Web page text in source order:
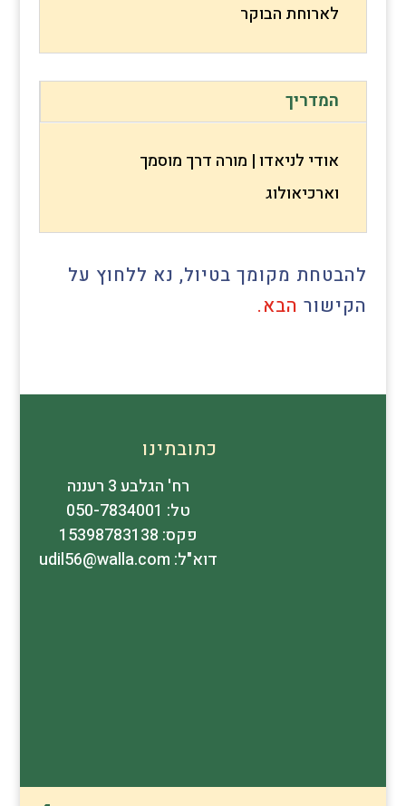
לארוחת הבוקר
המדריך
אודי לניאדו | מורה דרך מוסמך
וארכיאולוג
להבטחת מקומך בטיול, נא ללחוץ על
הקישורהבא.
כתובתינו
רח' הגלבע 3 רעננה
טל: 050-7834001
פקס: 15398783138
דוא"ל: udil56@walla.com